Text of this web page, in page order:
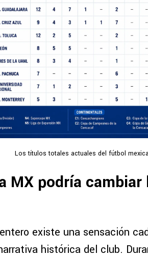
Los títulos totales actuales del fútbol
MX podría
existe una sensación
histórica del club.